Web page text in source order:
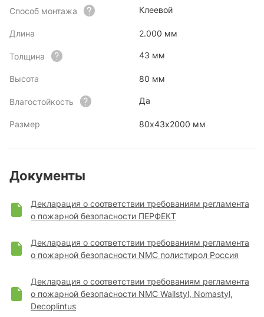
Способ монтажа Клеевой
Длина 2.000 мм
Толщина 43 мм
Высота 80 мм
Влагостойкость Да
Размер 80х43х2000 мм
Документы
Декларация о соответствии требованиям регламента
о пожарной безопасности ПЕРФЕКТ
Декларация о соответствии требованиям регламента
о пожарной безопасности NMC полистирол Россия
Декларация о соответствии требованиям регламента
о пожарной безопасности NMC Wallstyl, Nomastyl,
Decoplintus